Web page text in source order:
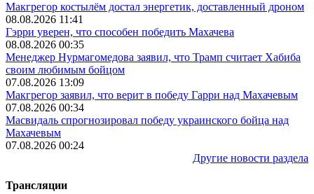
Макгрегор костылём достал энергетик, доставленный дроном
08.08.2026 11:41
Гэрри уверен, что способен победить Махачева
08.08.2026 00:35
Менеджер Нурмагомедова заявил, что Трамп считает Хабиба
своим любимым бойцом
07.08.2026 13:09
Макгрегор заявил, что верит в победу Гарри над Махачевым
07.08.2026 00:34
Масвидаль спрогнозировал победу украинского бойца над
Махачевым
07.08.2026 00:24
Другие новости раздела
Трансляции